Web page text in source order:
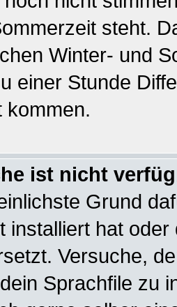
steht.
Winter- und
einer Stunde
kommen.
ist nicht
Grund
installiert hat
Versuche,
Sprachfile zu